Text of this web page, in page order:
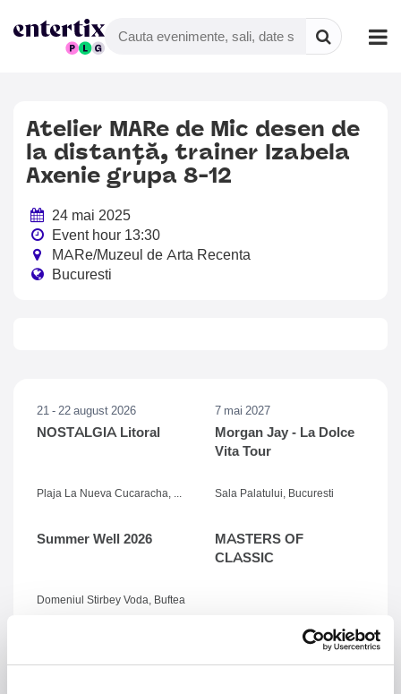
⁠Atelier MARe de Mic desen de
la distanță, trainer Izabela
Axenie grupa 8-12
24 mai 2025
Event hour 13:30
MARe/Muzeul de Arta Recenta
Bucuresti
21 - 22 august 2026
NOSTALGIA Litoral
Plaja La Nueva Cucaracha, Mamaia
7 mai 2027
Morgan Jay - La Dolce
Vita Tour
Sala Palatului, Bucuresti
Summer Well 2026
Domeniul Stirbey Voda, Buftea
MASTERS OF
CLASSIC
1. Blackbriar - A Thousand Little Deaths Tour-